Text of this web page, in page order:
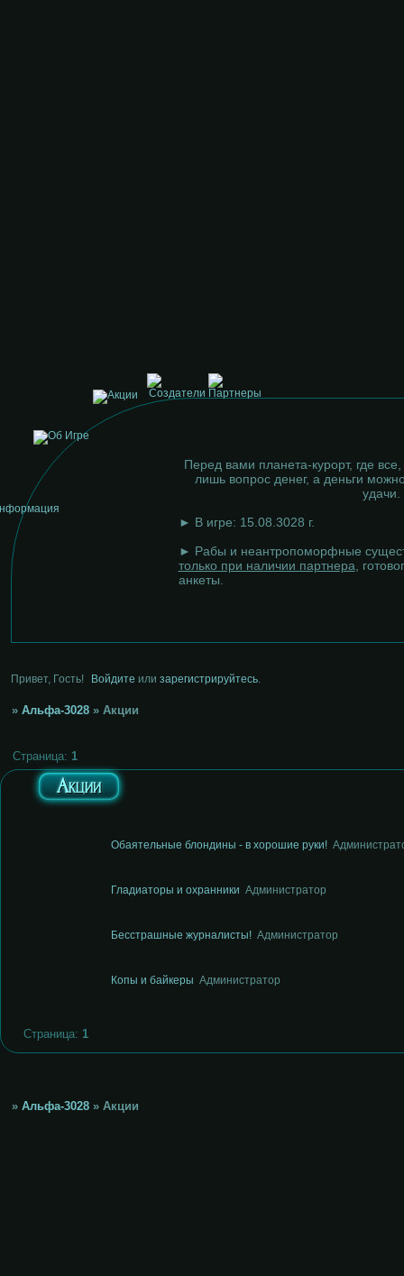
Перед вами планета-курорт, где
лишь вопрос денег, а деньги
удачи.
► В игре: 15.08.3028 г.
► Рабы и неантропоморфные
только при наличии партнера ,
анкеты.
Привет, Гость! Войдите илизарегистрируйтесь
» Альфа-3028 » Акции
Акции
Страница: 1
Обаятельные блондины - в хорошие руки!
Гладиаторы и охранники Администратор
Бесстрашные журналисты! Администратор
Копы и байкеры Администратор
Страница: 1
» Альфа-3028 » Акции